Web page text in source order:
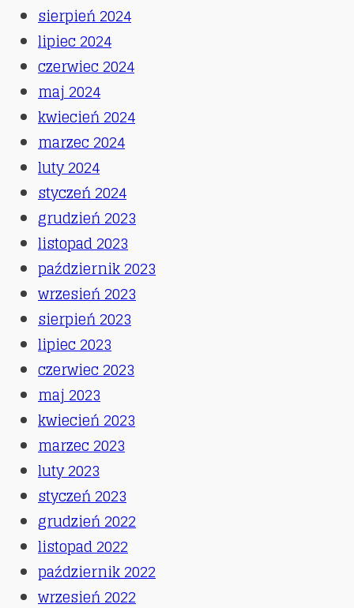
sierpień 2024
lipiec 2024
czerwiec 2024
maj 2024
kwiecień 2024
marzec 2024
luty 2024
styczeń 2024
grudzień 2023
listopad 2023
październik 2023
wrzesień 2023
sierpień 2023
lipiec 2023
czerwiec 2023
maj 2023
kwiecień 2023
marzec 2023
luty 2023
styczeń 2023
grudzień 2022
listopad 2022
październik 2022
wrzesień 2022